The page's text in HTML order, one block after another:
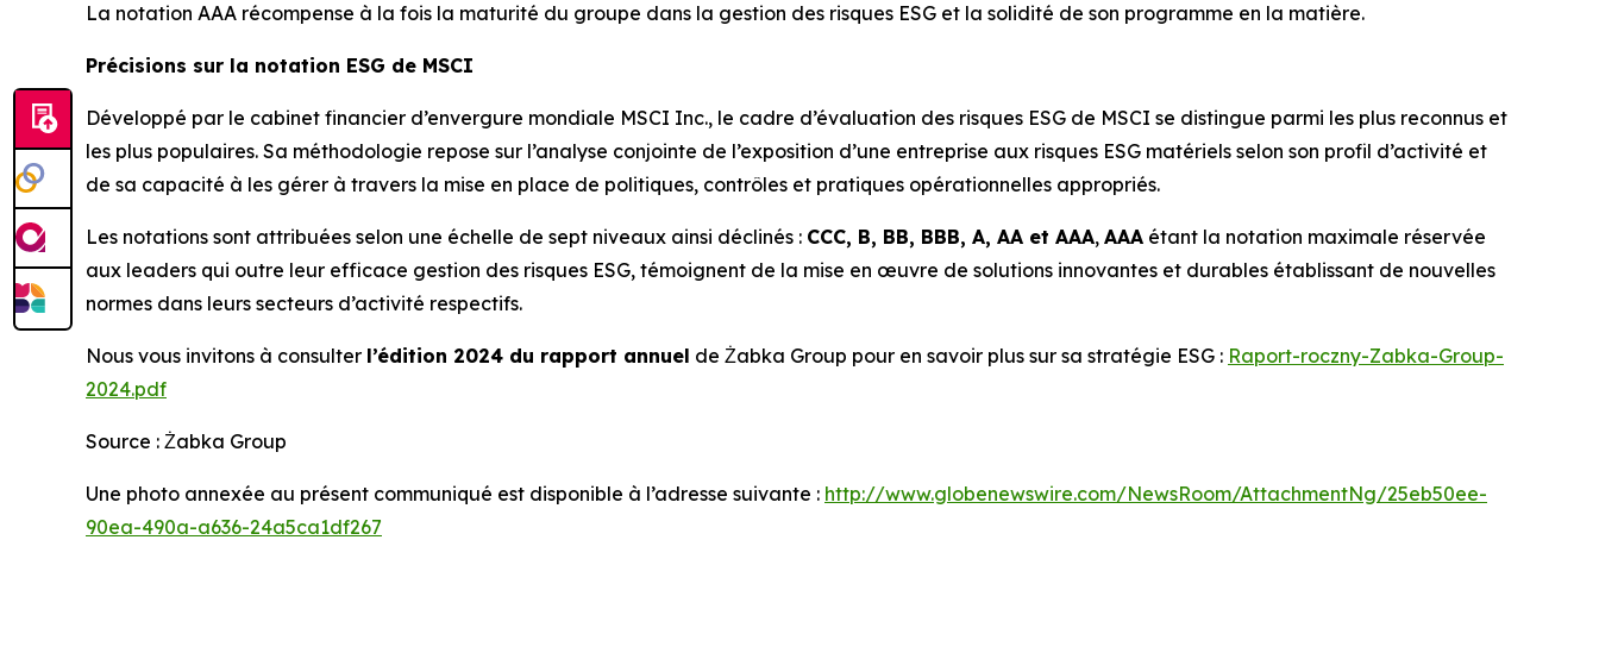
La notation AAA récompense à la fois la maturité du groupe dans la gestion des risques ESG et la solidité de son programme en la matière.
Précisions sur la notation ESG de MSCI
Développé par le cabinet financier d’envergure mondiale MSCI Inc., le cadre d’évaluation des risques ESG de MSCI se distingue parmi les plus reconnus et
les plus populaires. Sa méthodologie repose sur l’analyse conjointe de l’exposition d’une entreprise aux risques ESG matériels selon son profil d’activité et
de sa capacité à les gérer à travers la mise en place de politiques, contrôles et pratiques opérationnelles appropriés.
Les notations sont attribuées selon une échelle de sept niveaux ainsi déclinés : CCC, B, BB, BBB, A, AA et AAA, AAA étant la notation maximale réservée
aux leaders qui outre leur efficace gestion des risques ESG, témoignent de la mise en œuvre de solutions innovantes et durables établissant de nouvelles
normes dans leurs secteurs d’activité respectifs.
Nous vous invitons à consulter l’édition 2024 du rapport annuel de Żabka Group pour en savoir plus sur sa stratégie ESG : Raport-roczny-Zabka-Group-
2024.pdf
Source : Żabka Group
Une photo annexée au présent communiqué est disponible à l’adresse suivante : http://www.globenewswire.com/NewsRoom/AttachmentNg/25eb50ee-
90ea-490a-a636-24a5ca1df267